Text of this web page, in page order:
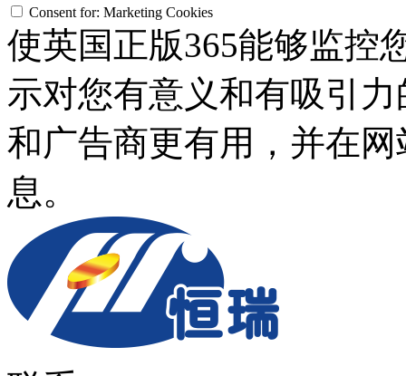
Consent for: Marketing Cookies
使英国正版365能够监控
示对您有意义和有吸引
和广告商更有用，并在
息。